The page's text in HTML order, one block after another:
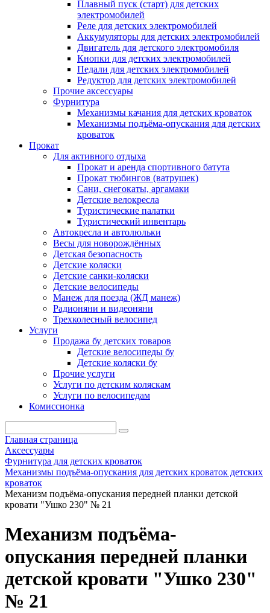
Плавный пуск (старт) для детских
электромобилей
Реле для детских электромобилей
Аккумуляторы для детских электромобилей
Двигатель для детского электромобиля
Кнопки для детских электромобилей
Педали для детских электромобилей
Редуктор для детских электромобилей
Прочие аксессуары
Фурнитура
Механизмы качания для детских кроваток
Механизмы подъёма-опускания для детских
кроваток
Прокат
Для активного отдыха
Прокат и аренда спортивного батута
Прокат тюбингов (ватрушек)
Сани, снегокаты, аргамаки
Детские велокресла
Туристические палатки
Туристический инвентарь
Автокресла и автолюльки
Весы для новорождённых
Детская безопасность
Детские коляски
Детские санки-коляски
Детские велосипеды
Манеж для поезда (ЖД манеж)
Радионяни и видеоняни
Трехколесный велосипед
Услуги
Продажа бу детских товаров
Детские велосипеды бу
Детские коляски бу
Прочие услуги
Услуги по детским коляскам
Услуги по велосипедам
Комиссионка
Главная страница
Аксессуары
Фурнитура для детских кроваток
Механизмы подъёма-опускания для детских кроваток детских
кроваток
Механизм подъёма-опускания передней планки детской
кровати "Ушко 230" № 21
Механизм подъёма-
опускания передней планки
детской кровати "Ушко 230"
№ 21